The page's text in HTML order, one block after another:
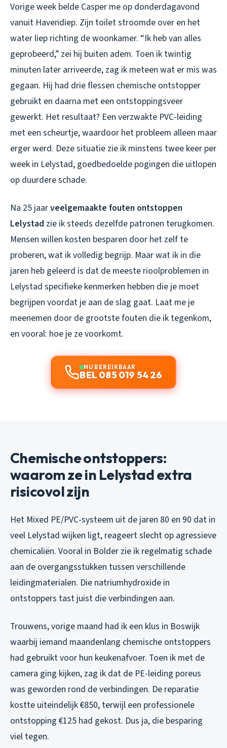
Vorige week belde Casper me op donderdagavond
vanuit Havendiep. Zijn toilet stroomde over en het
water liep richting de woonkamer. “Ik heb van alles
geprobeerd,” zei hij buiten adem. Toen ik twintig
minuten later arriveerde, zag ik meteen wat er mis was
gegaan. Hij had drie flessen chemische ontstopper
gebruikt en daarna met een ontstoppingsveer
gewerkt. Het resultaat? Een verzwakte PVC-leiding
met een scheurtje, waardoor het probleem alleen maar
erger werd. Deze situatie zie ik minstens twee keer per
week in Lelystad, goedbedoelde pogingen die uitlopen
op duurdere schade.
Na 25 jaarveelgemaakte fouten ontstoppen
Lelystad zie ik steeds dezelfde patronen terugkomen.
Mensen willen kosten besparen door het zelf te
proberen, wat ik volledig begrijp. Maar wat ik in die
jaren heb geleerd is dat de meeste rioolproblemen in
Lelystad specifieke kenmerken hebben die je moet
begrijpen voordat je aan de slag gaat. Laat me je
meenemen door de grootste fouten die ik tegenkom,
en vooral: hoe je ze voorkomt.
NU BEREIKBAAR
BEL 085 019 54 26
Chemische ontstoppers:
waarom ze in Lelystad extra
risicovol zijn
Het Mixed PE/PVC-systeem uit de jaren 80 en 90 dat in
veel Lelystad wijken ligt, reageert slecht op agressieve
chemicaliën. Vooral in Bolder zie ik regelmatig schade
aan de overgangsstukken tussen verschillende
leidingmaterialen. Die natriumhydroxide in
ontstoppers tast juist die verbindingen aan.
Trouwens, vorige maand had ik een klus in Boswijk
waarbij iemand maandenlang chemische ontstoppers
had gebruikt voor hun keukenafvoer. Toen ik met de
camera ging kijken, zag ik dat de PE-leiding poreus
was geworden rond de verbindingen. De reparatie
kostte uiteindelijk €850, terwijl een professionele
ontstopping €125 had gekost. Dus ja, die besparing
viel tegen.